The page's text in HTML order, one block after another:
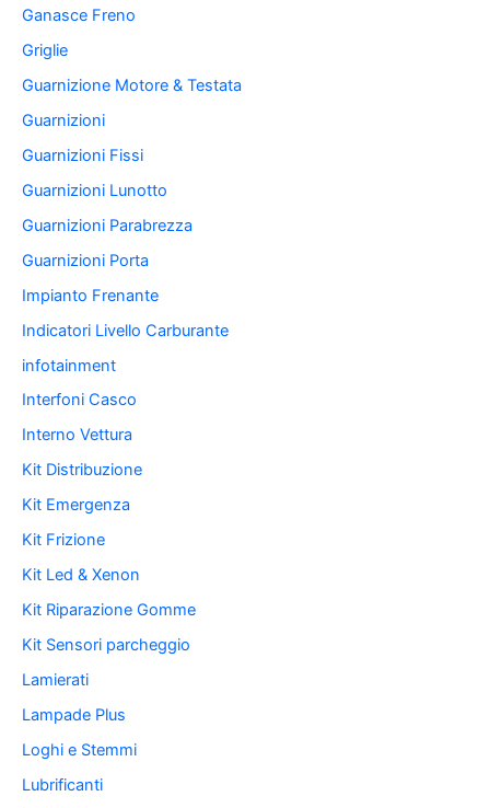
Ganasce Freno
Griglie
Guarnizione Motore & Testata
Guarnizioni
Guarnizioni Fissi
Guarnizioni Lunotto
Guarnizioni Parabrezza
Guarnizioni Porta
Impianto Frenante
Indicatori Livello Carburante
infotainment
Interfoni Casco
Interno Vettura
Kit Distribuzione
Kit Emergenza
Kit Frizione
Kit Led & Xenon
Kit Riparazione Gomme
Kit Sensori parcheggio
Lamierati
Lampade Plus
Loghi e Stemmi
Lubrificanti